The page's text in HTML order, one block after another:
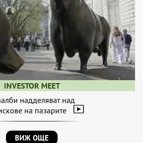
INVESTOR MEET
надделяват над
на пазарите
ВИЖ ОЩЕ